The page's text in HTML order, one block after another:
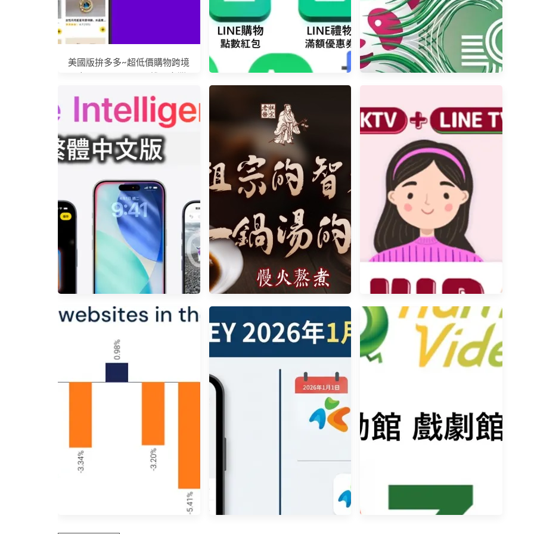
美國版拚多多~超低價購物跨境
電商 Amazon Bazaar 進軍台灣!
台灣「LINE Premium」是什麼?
LINE Premium訂閱服務懶人包
東南亞外送龍頭Grab宣布6億美
元收購台灣foodpanda!
Apple Intelligence繁中版釋出!
網友推薦 • 精燉補湯 一年四季都
可以喝 康寶藥燉排骨全新網路品
牌 老祖宗藥膳排骨